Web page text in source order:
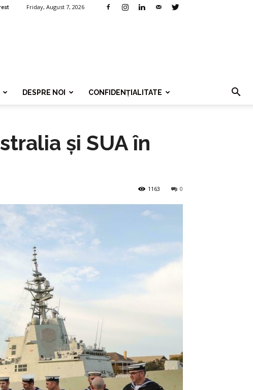
Friday, August 7, 2026
DESPRE NOI CONFIDENȚIALITATE
și SUA în
0
1163